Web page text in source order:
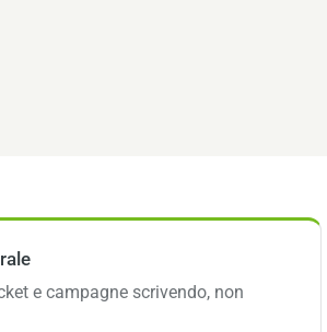
e campagne scrivendo, non